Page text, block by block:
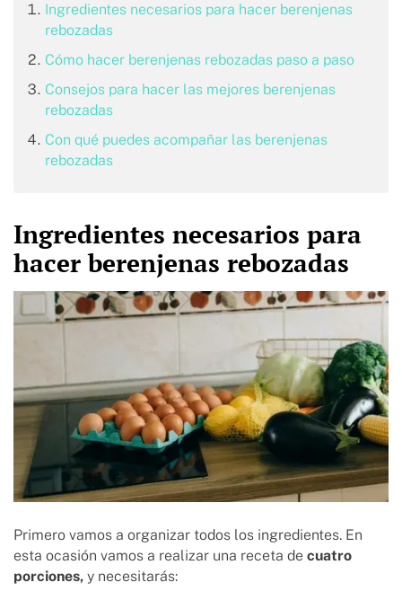
Ingredientes necesarios para hacer berenjenas
rebozadas
Cómo hacer berenjenas rebozadas paso a paso
Consejos para hacer las mejores berenjenas
rebozadas
Con qué puedes acompañar las berenjenas
rebozadas
Ingredientes necesarios para
hacer berenjenas rebozadas
Primero vamos a organizar todos los ingredientes. En
esta ocasión vamos a realizar una receta de cuatro
porciones, y necesitarás: